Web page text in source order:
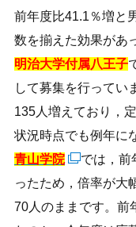
前年度比41.1％増と
数を揃えた効果があ
明治大学付属八王子
して募集を行ってい
135人増えており，
状況時点でも例年に
青山学院
では，前
ったため，倍率が大
70人のままです。前